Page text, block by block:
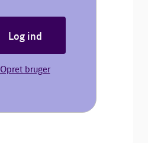
Log ind
Opret bruger